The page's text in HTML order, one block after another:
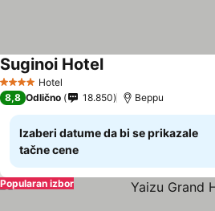
4 ZvezdiceHotel
Suginoi Hotel
8,8 Odlično 18.850 Beppu
Izaberi datume da bi se prikazale
tačne cene
Popularan izbor